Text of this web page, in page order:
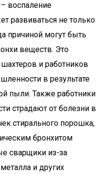
воспаление
развиваться не только
причиной могут быть
веществ. Это
и работников
в результате
пыли. Также работники
страдают от болезни в
стирального порошка,
бронхитом
сварщики из-за
и других